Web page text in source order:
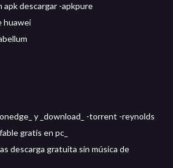
apk descargar -apkpure
huawei
y _download_ -torrent -reynolds
gratis en pc_
descarga gratuita sin música de